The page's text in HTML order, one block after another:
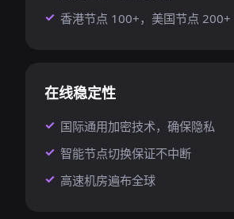
香港节点 100+，美国节点 200+
在线稳定性
国际通用加密技术，确保隐私
智能节点切换保证不中断
高速机房遍布全球